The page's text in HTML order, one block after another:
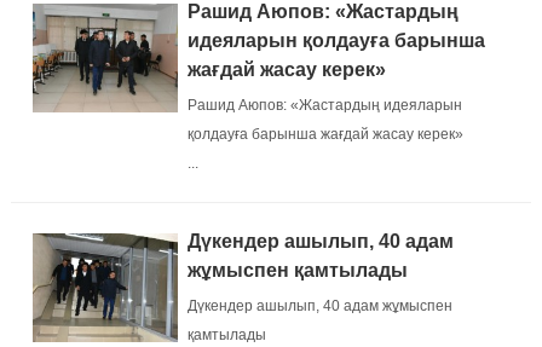
Рашид Аюпов: «Жастардың
идеяларын қолдауға барынша
жағдай жасау керек»
Рашид Аюпов: «Жастардың идеяларын
қолдауға барынша жағдай жасау керек»
...
Дүкендер ашылып, 40 адам
жұмыспен қамтылады
Дүкендер ашылып, 40 адам жұмыспен
қамтылады